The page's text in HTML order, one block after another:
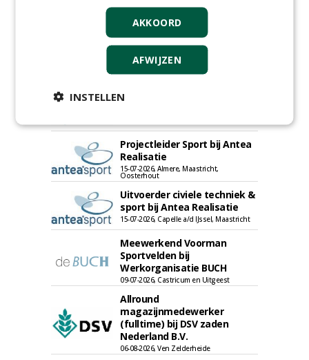
Proefveldmedewerker/
Chauffeur
landbouwmachines bij DSV
zaden Nederland B.V.
06-08-2026, Ven-Zelderheide
Kasmedewerker (fulltime) bij
Projectleider Sport bij Antea
Realisatie
15-07-2026, Almere, Maastricht,
Oosterhout
Uitvoerder civiele techniek &
sport bij Antea Realisatie
15-07-2026, Capelle a/d IJssel, Maastricht
Meewerkend Voorman
Sportvelden bij
Werkorganisatie BUCH
09-07-2026, Castricum en Uitgeest
Allround
magazijnmedewerker
(fulltime) bij DSV zaden
Nederland B.V.
06-08-2026, Ven Zelderheide
AKKOORD
AFWIJZEN
INSTELLEN